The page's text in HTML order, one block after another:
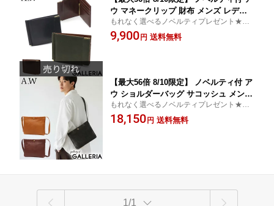
ウ マネークリップ 財布 メンズ レディ
ース ブランド カード 小銭入れ付き A_
W 本革 革 レザー カード入れ 小銭入れ
もれなく選べるノベルティプレゼント★代
引手数料無料★A_W アウ マネークリップ
薄型 折り財布 牛革 革財布 札バサミ
9,900円 送料無料
【最大56倍 8/10限定】 ノベルティ付 ア
ウ ショルダーバッグ サコッシュ メンズ
レディース A_W 斜めがけ 革 本革 牛革
ブランド 小さめ B5 大人 軽量 コンパク
もれなく選べるノベルティプレゼント★代
引手数料無料★A_W アウ ショルダーバッグ
ショルダー バッグ
18,150円 送料無料
1/1